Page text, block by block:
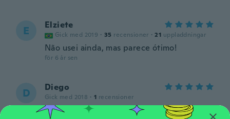
E Elziete
Gick med 2019 · 35 recensioner · 21 uppladdningar
Não usei ainda, mas parece ótimo!
för 6 år sen
D Diego
Gick med 2018 · 1 recensioner
EXCELENTE